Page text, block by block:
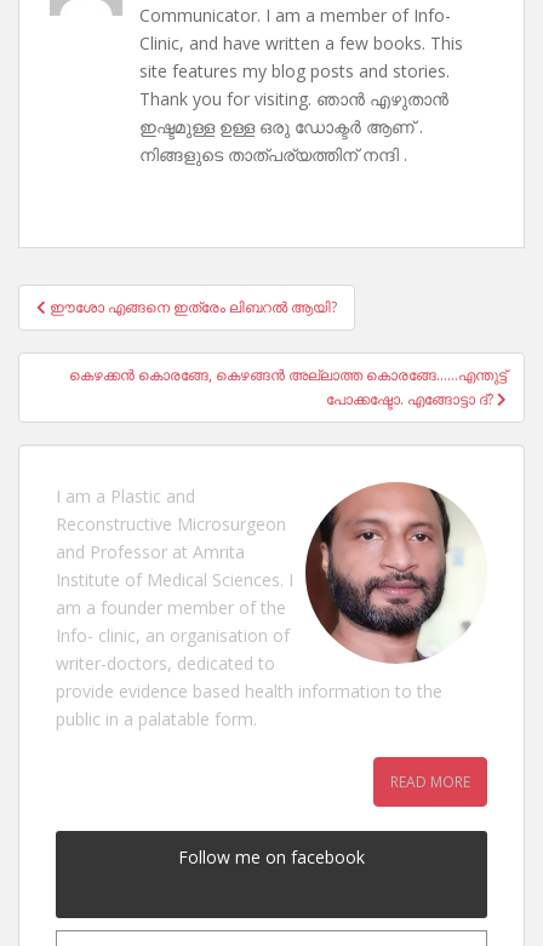
Communicator. I am a member of Info-
Clinic, and have written a few books. This
site features my blog posts and stories.
Thank you for visiting. ഞാൻ എഴുതാൻ
ഇഷ്ടമുള്ള ഉള്ള ഒരു ഡോക്ടർ ആണ് .
നിങ്ങളുടെ താത്പര്യത്തിന് നന്ദി .
Post
navigation
ഈശോ എങ്ങനെ ഇത്രേം ലിബറൽ ആയി?
കെഴക്കൻ കൊരങ്ങേ, കെഴങ്ങൻ അല്ലാത്ത കൊരങ്ങേ……എന്തുട്ട്
പോക്കഷ്ടോ. എങ്ങോട്ടാ ദ്?
I am a Plastic and
Reconstructive Microsurgeon
and Professor at Amrita
Institute of Medical Sciences. I
am a founder member of the
Info- clinic, an organisation of
writer-doctors, dedicated to
provide evidence based health information to the
public in a palatable form.
READ MORE
Follow me on facebook